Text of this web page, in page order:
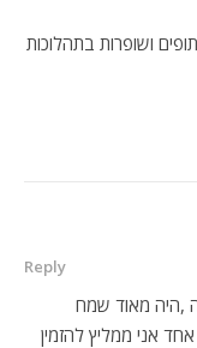
ושופרות בתהלוכות
Reply
,היה מאוד שמח
אני ממליץ להזמין